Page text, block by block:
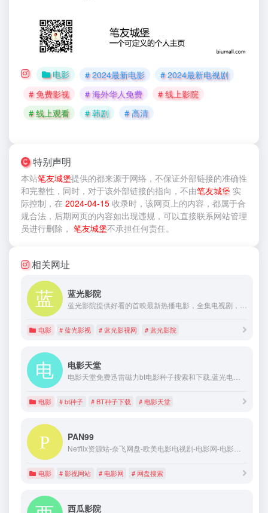
电影 # 2024最新电影
# 2024最新电视剧
# 免费影视
# 海外华人免费
# 线上影院
# 线上观看
# 韩剧 # 高清
特别声明
本站笔友城堡提供的都来源于网络，不保证外部链接的准确性
和完整性，同时，对于该外部链接的指向，不由笔友城堡 实
际控制，在 2024-04-15 收录时，该网页上的内容，都属于合
规合法，后期网页的内容如出现违规，可以直接联系网站管理
员进行删除， 笔友城堡不承担任何责任。
相关网址
蓝光影院
电影 # 蓝光影视 # 蓝光影视网 # 蓝光影院
电影天堂
电影 # bt种子 # BT种子下载 # 电影天堂
PAN99
电影 # 影视网站 # 电影网 # 网盘搜索
西瓜影院